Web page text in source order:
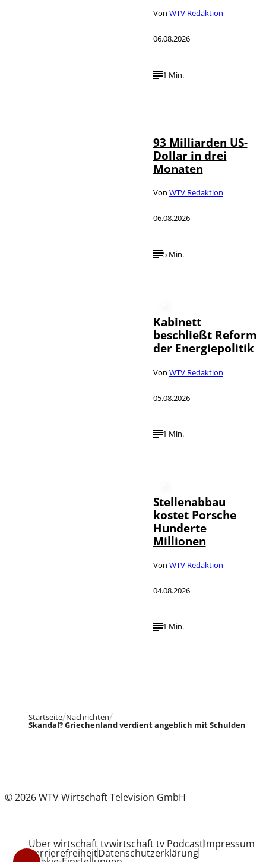
Von WTV Redaktion
06.08.2026
1 Min.
93 Milliarden US-
Dollar in drei
Monaten
Von WTV Redaktion
06.08.2026
5 Min.
Kabinett
beschließt Reform
der Energiepolitik
Von WTV Redaktion
05.08.2026
1 Min.
Stellenabbau
kostet Porsche
Hunderte
Millionen
Von WTV Redaktion
04.08.2026
1 Min.
Startseite Nachrichten
Skandal? Griechenland verdient angeblich mit Schulden
© 2026 WTV Wirtschaft Television GmbH
Über wirtschaft tvwirtschaft tv PodcastImpressum
BarrierefreiheitDatenschutzerklärung